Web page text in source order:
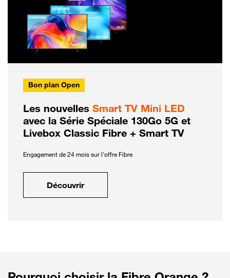
Bon plan Open
Les nouvelles Smart TV Mini LED
avec la Série Spéciale 130Go 5G et
Livebox Classic Fibre + Smart TV
Engagement de 24 mois sur l'offre Fibre
Découvrir